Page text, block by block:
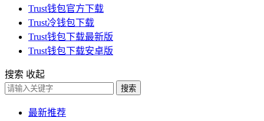
Trust钱包官方下载
Trust冷钱包下载
Trust钱包下载最新版
Trust钱包下载安卓版
搜索 收起
搜索
最新推荐